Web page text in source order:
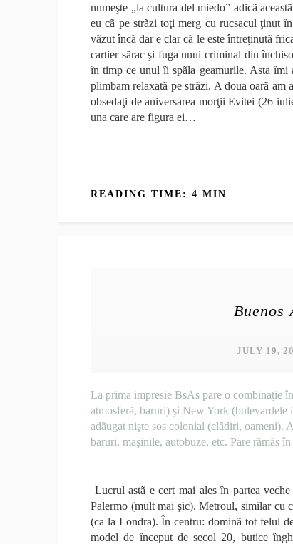
numeşte „la cultura del miedo” adicã
eu cã pe strãzi toţi merg cu rucsacul ţinut
vãzut încã dar e clar cã le este întreţinutã
cartier sãrac şi fuga unui criminal din
în timp ce unul îi spãla geamurile. Asta îmi
plimbam relaxatã pe strãzi. A doua oarã
obsedaţi de aniversarea morţii Evitei (26
una care are figura ei…
READING TIME: 4 MIN
JULY 19,
La prima impresie BsAs pare o combinaţie
atmosferã, baruri) şi New York (bulevardele
adãugat nişte sos colonial (clãdiri, oameni).
baruri, maşinile, autobuze, etc. Pare rãmãs
Lucrul astã e cert mai ales în partea
Palermo (mult mai şic). Metroul, similar cu
(ca la Londra). În centru: dominã tot felul
model de început de secol 20, butice